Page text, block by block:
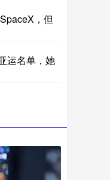
，但
运名单，她